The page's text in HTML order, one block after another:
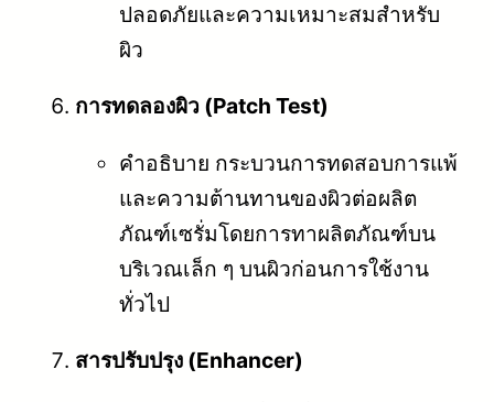
ปลอดภัยและความเหมาะสมสำหรับ
ผิว
การทดลองผิว (Patch Test)
คำอธิบาย กระบวนการทดสอบการแพ้
และความต้านทานของผิวต่อผลิต
ภัณฑ์เซรั่มโดยการทาผลิตภัณฑ์บน
บริเวณเล็ก ๆ บนผิวก่อนการใช้งาน
ทั่วไป
สารปรับปรุง (Enhancer)